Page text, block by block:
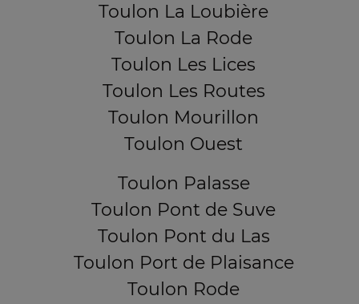
Toulon La Loubière
Toulon La Rode
Toulon Les Lices
Toulon Les Routes
Toulon Mourillon
Toulon Ouest
Toulon Palasse
Toulon Pont de Suve
Toulon Pont du Las
Toulon Port de Plaisance
Toulon Rode